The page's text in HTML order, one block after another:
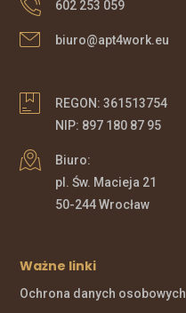
602 253 059
biuro@apt4work.eu
REGON: 361513754
NIP: 897 180 87 95
Biuro:
pl. Św. Macieja 21
50-244 Wrocław
Ważne linki
Ochrona danych osobowych